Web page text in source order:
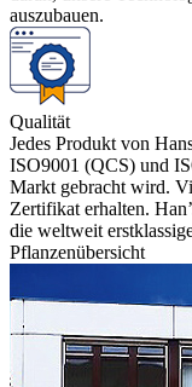
auszubauen.
Qualität
Jedes Produkt von
ISO9001 (QCS) und
Markt gebracht wird.
Zertifikat erhalten.
die weltweit
Pflanzenübersicht